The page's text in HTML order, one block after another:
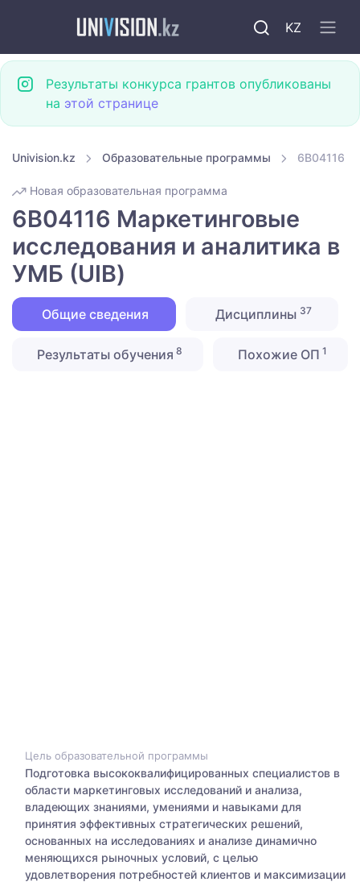
KZ
Результаты конкурса грантов опубликованы
на этой странице
Univision.kz Образовательные программы 6B04116
Новая образовательная программа
6B04116 Маркетинговые
исследования и аналитика в
УМБ (UIB)
Общие сведения Дисциплины 37
Результаты обучения 8 Похожие ОП 1
Цель образовательной программы
Подготовка высококвалифицированных специалистов в
области маркетинговых исследований и анализа,
владеющих знаниями, умениями и навыками для
принятия эффективных стратегических решений,
основанных на исследованиях и анализе динамично
меняющихся рыночных условий, с целью
удовлетворения потребностей клиентов и максимизации